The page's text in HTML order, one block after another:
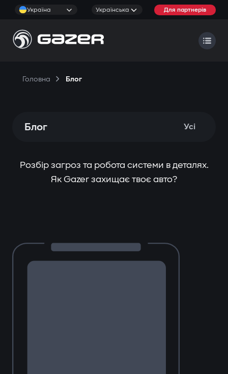
Україна Українська Для партнерів
Головна Блог
Блог Усі
Розбір загроз та робота системи в деталях.
Як Gazer захищає твоє авто?